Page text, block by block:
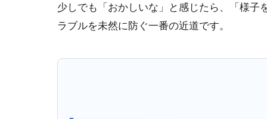
少しでも「おかしいな」と感じたら、「様子
ラブルを未然に防ぐ一番の近道です。